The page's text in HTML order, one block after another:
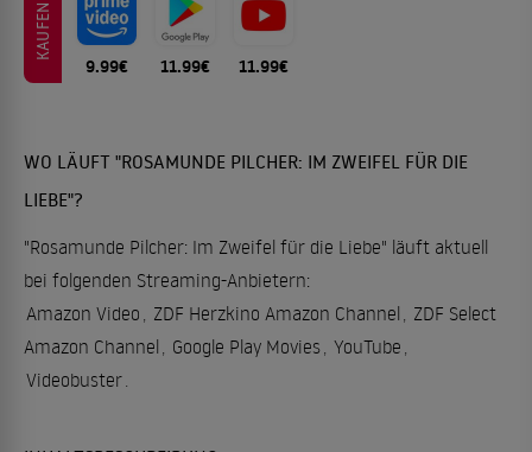
KAUFEN
9.99€ 11.99€ 11.99€
WO LÄUFT "ROSAMUNDE PILCHER: IM ZWEIFEL FÜR DIE
LIEBE"?
"Rosamunde Pilcher: Im Zweifel für die Liebe" läuft aktuell
bei folgenden Streaming-Anbietern:
Amazon Video
ZDF Herzkino Amazon Channel
ZDF Select
Amazon Channel
Google Play Movies YouTube
Videobuster